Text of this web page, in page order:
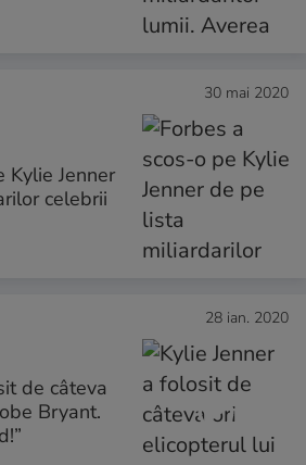
30 mai 2020
Kylie Jenner
celebrii
28 ian. 2020
de câteva
Bryant.